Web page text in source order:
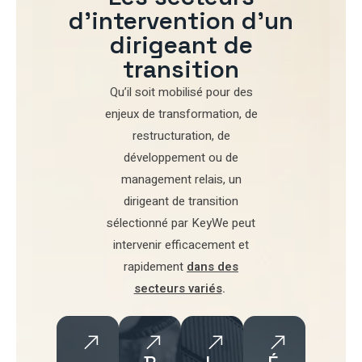
d'intervention d'un
dirigeant de
transition
Qu’il soit mobilisé pourdes
enjeux de transformation, de
restructuration, de
développementou de
management relais, un
dirigeant de transition
sélectionné par KeyWe peut
intervenir efficacement et
rapidement dans des
secteurs variés.